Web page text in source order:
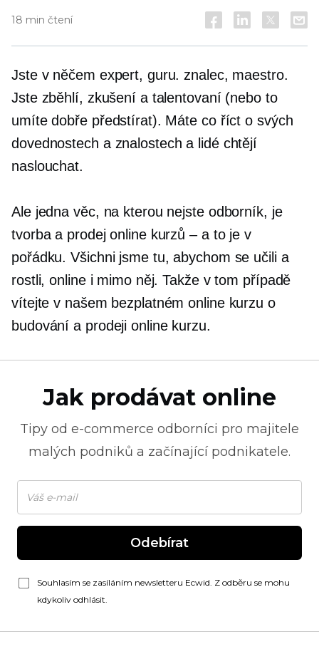
18 min čtení
Jste v něčem expert, guru. znalec, maestro.
Jste zběhlí, zkušení a talentovaní (nebo to
umíte dobře předstírat). Máte co říct o svých
dovednostech a znalostech a lidé chtějí
naslouchat.
Ale jedna věc, na kterou nejste odborník, je
tvorba a prodej online kurzů – a to je v
pořádku. Všichni jsme tu, abychom se učili a
rostli, online i mimo něj. Takže v tom případě
vítejte v našem bezplatném online kurzu o
budování a prodeji online kurzu.
Jak prodávat online
Tipy od e-commerce odborníci pro majitele
malých podniků a začínající podnikatele.
Odebírat
Souhlasím se zasíláním newsletteru Ecwid. Z odběru se mohu
kdykoliv odhlásit.